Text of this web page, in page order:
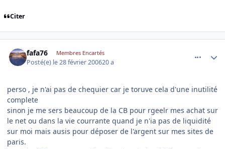
Citer
fafa76 Membres Encartés
Posté(e) le 28 février 200620 a
perso , je n'ai pas de chequier car je toruve cela d'une inutilité
complete
sinon je me sers beaucoup de la CB pour rgeelr mes achat sur
le net ou dans la vie courrante quand je n'ia pas de liquidité
sur moi mais ausis pour déposer de l'argent sur mes sites de
paris.